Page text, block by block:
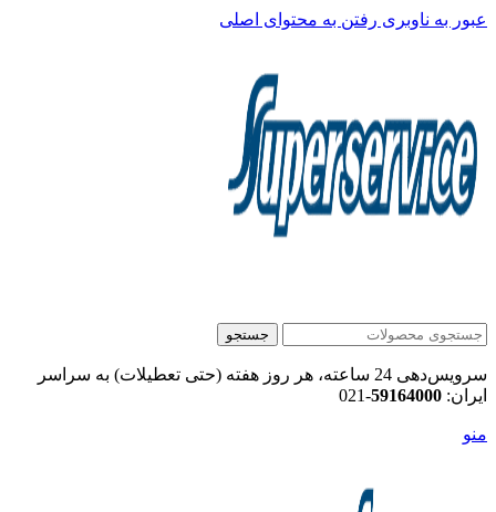
عبور به ناوبری رفتن به محتوای اصلی
جستجو
سرویس‌دهی 24 ساعته، هر روز هفته (حتی تعطیلات) به سراسر
ایران: 59164000
-021
منو